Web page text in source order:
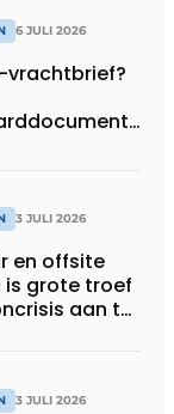
6 JULI 2026
vrachtbrief?
3 JULI 2026
en offsite
is grote troef
aan te
3 JULI 2026